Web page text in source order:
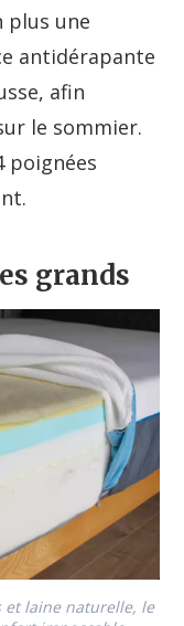
plus une
antidérapante
afin
le sommier.
poignées
grands
et laine naturelle, le